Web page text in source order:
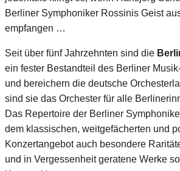
Berliner Symphoniker Rossinis Geist
empfangen …
Seit über fünf Jahrzehnten sind die
ein fester Bestandteil des Berliner
und bereichern die deutsche
sind sie das Orchester für alle
Das Repertoire der Berliner
dem klassischen, weitgefächerten und
Konzertangebot auch besondere
und in Vergessenheit geratene Werke